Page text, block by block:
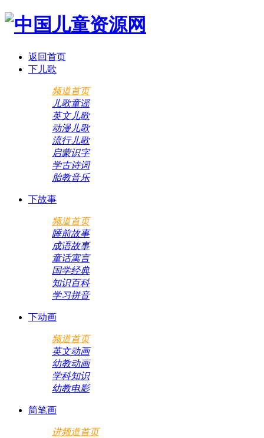
返回首页
下儿歌
频道首页
儿歌童谣
英文儿歌
动漫儿歌
流行儿歌
启蒙识字
学古诗词
胎教音乐
下故事
频道首页
睡前故事
成语故事
童话寓言
国学经典
知识百科
学习拼音
下动画
频道首页
英文动画
幼教动画
学科知识
幼教电影
简笔画
进频道首页